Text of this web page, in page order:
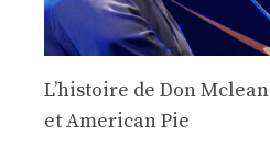
Lʼhistoire de Don Mclean
et American Pie